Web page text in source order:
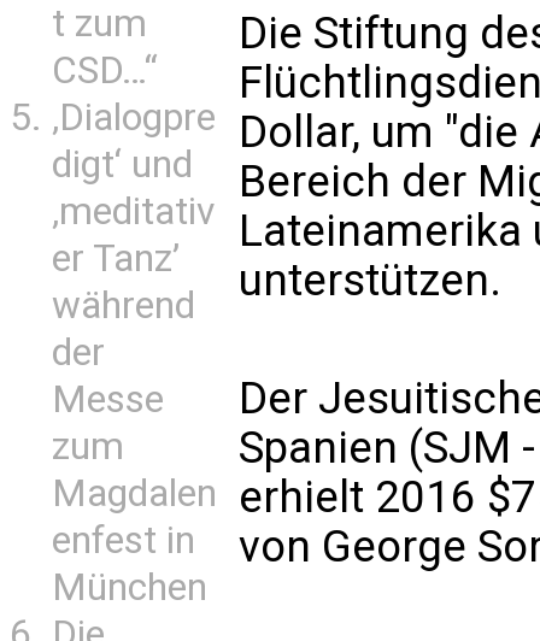
t zum
CSD…“
‚Dialogpre
digt‘ und
‚meditativ
er Tanz’
während
der
Messe
zum
Magdalen
enfest in
München
Die Stiftung
Dollar, um
Bereich der
Lateinamerika
unterstützen.
Der
Spanien (SJM
erhielt 2016
von George